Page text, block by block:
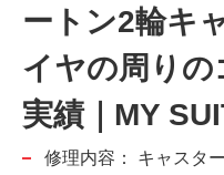
ートン2輪キ
イヤの周りの
実績｜MY
修理内容：
キャスタ